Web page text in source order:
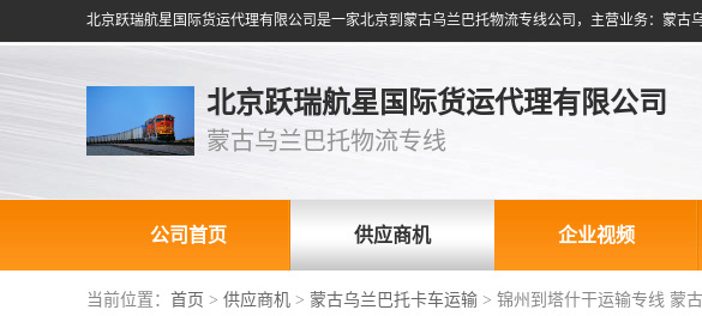
北京跃瑞航星国际货运代理有限公司
蒙古乌兰巴托物流专线
公司首页 供应商机 企业视频
当前位置： 首页 > 供应商机 > 蒙古乌兰巴托卡车运输 > 锦州到塔什干运输专线 蒙